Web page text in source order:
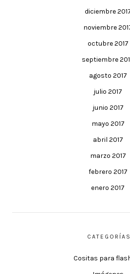
diciembre
noviembre
octubre 2017
septiembre
agosto 2017
julio 2017
junio 2017
mayo 2017
abril 2017
marzo 2017
febrero 2017
enero 2017
CATEGORÍAS
Cositas para